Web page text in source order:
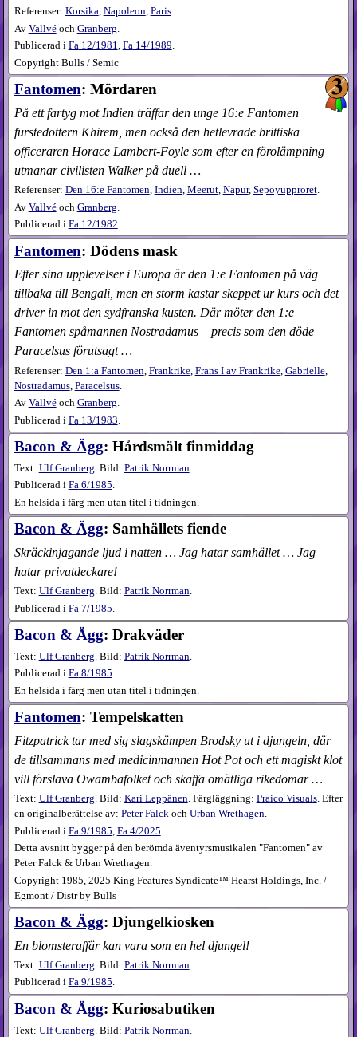
Referenser: Korsika, Napoleon, Paris.
Av Vallvéoch Granberg.
Publicerad i Fa12​/1981, Fa14​/1989.
Copyright Bulls / Semic
Fantomen: Mördaren
På ett fartyg mot Indien träffar den unge 16:e Fantomen
furstedottern Khirem, men också den hetlevrade brittiska
officeraren Horace Lambert-Foyle som efter en förolämpning
utmanar civilisten Walker på duell …
Referenser: Den 16:e Fantomen, Indien, Meerut, Napur, Sepoyupproret.
Av Vallvéoch Granberg
Publicerad i Fa12​/1982.
Fantomen: Dödens mask
Efter sina upplevelser i Europa är den 1:e Fantomen på väg
tillbaka till Bengali, men en storm kastar skeppet ur kurs och det
driver in mot den sydfranska kusten. Där möter den 1:e
Fantomen spåmannen Nostradamus – precis som den döde
Paracelsus förutsagt …
Referenser: Den 1:a Fantomen Frankrike, Frans I av Frankrike, Gabrielle,
Nostradamus, Paracelsus.
Av Vallvéoch Granberg.
Publicerad i Fa 13​/1983
Bacon & Ägg: Hårdsmält finmiddag
Text: Ulf Granberg . Bild: Patrik Norrman
Publicerad i Fa6​/1985.
En helsida i färg men utan titel i tidningen.
Bacon & Ägg: Samhällets fiende
Skräckinjagande ljud i natten … Jag hatar samhället … Jag
hatar privatdeckare!
Text: Ulf Granberg. Bild: Patrik Norrman.
Publicerad i Fa 7​/1985
Bacon & Ägg: Drakväder
Text: Ulf Granberg . Bild: Patrik Norrman
Publicerad i Fa8​/1985.
En helsida i färg men utan titel i tidningen.
Fantomen: Tempelskatten
Fitzpatrick tar med sig slagskämpen Brodsky ut i djungeln, där
de tillsammans med medicinmannen Hot Pot och ett magiskt klot
vill förslava Owambafolket och skaffa omätliga rikedomar …
Text: Ulf Granberg. Bild: Kari Leppänen. Färgläggning: Praico Visuals. Efter
en originalberättelse av: Peter Falckoch Urban Wrethagen.
Publicerad i Fa 9​/1985 Fa 4​/2025
Detta avsnitt bygger på den berömda äventyrsmusikalen "Fantomen" av
Peter Falck & Urban Wrethagen.
Copyright 1985, 2025 King Features Syndicate™ Hearst Holdings, Inc. /
Egmont / Distr by Bulls
Bacon & Ägg: Djungelkiosken
En blomsteraffär kan vara som en hel djungel!
Text: Ulf Granberg. Bild: Patrik Norrman.
Publicerad i Fa9​/1985.
Bacon & Ägg: Kuriosabutiken
Text: Ulf Granberg . Bild: Patrik Norrman